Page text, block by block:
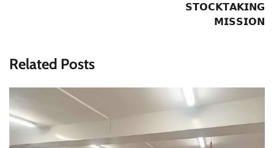
𝗦𝗧𝗢𝗖𝗞𝗧𝗔𝗞𝗜𝗡𝗚
𝗠𝗜𝗦𝗦𝗜𝗢𝗡
Related Posts